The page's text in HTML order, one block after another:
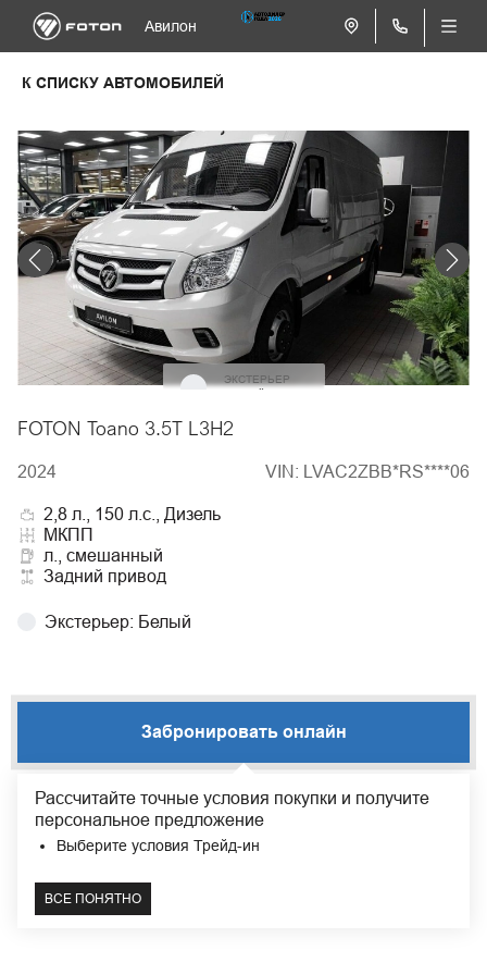
Авилон
К СПИСКУ АВТОМОБИЛЕЙ
ЭКСТЕРЬЕР
Белый
FOTON Toano 3.5T L3H2
2024 VIN: LVAC2ZBB*RS****06
2,8 л., 150 л.с., Дизель
МКПП
л., смешанный
Задний привод
Экстерьер: Белый
Забронировать онлайн
Рассчитайте точные условия покупки и получите
персональное предложение
Выберите условия Трейд-ин
ВСЕ ПОНЯТНО
Узнать цену
В наличии